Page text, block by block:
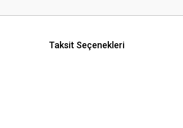
Taksit Seçenekleri